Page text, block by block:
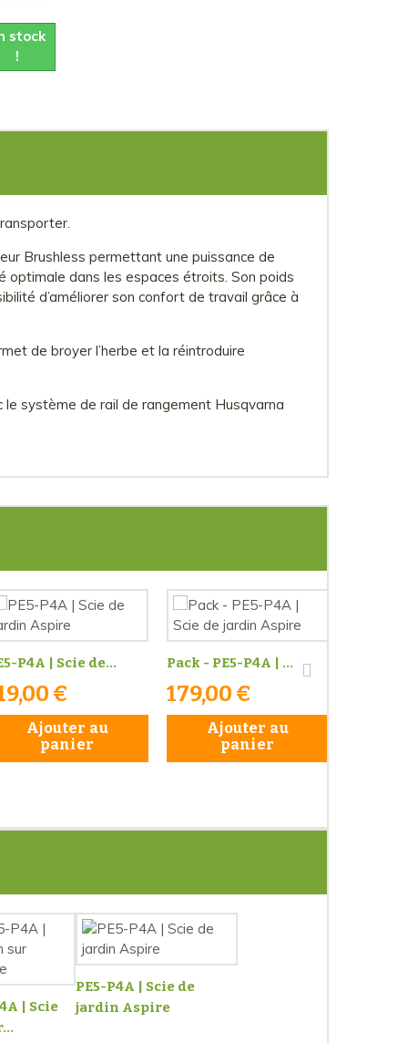
stock
!
Brushless permettant une puissance de
optimale dans les espaces étroits. Son poids
d’améliorer son confort de travail grâce à
de broyer l’herbe et la réintroduire
système de rail de rangement Husqvarna
P4A | Scie de...
€
Ajouter au
panier
Pack - PE5-P4A | ...
179,00 €
Ajouter au
panier
| Scie
PE5-P4A | Scie de
jardin Aspire